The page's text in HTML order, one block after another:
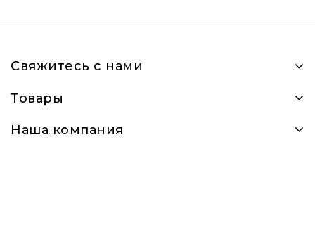
Свяжитесь с нами
Товары
Наша компания